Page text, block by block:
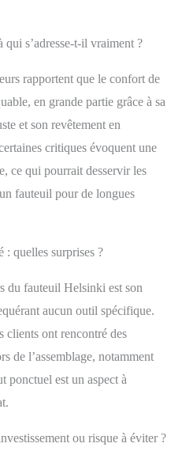
POLYVALENT :
fauteuil à multiples
usages
s’adresse-t-il vraiment ?
rapportent que le confort de
en grande partie grâce à sa
et son revêtement en
critiques évoquent une
ce qui pourrait desservir les
fauteuil pour de longues
: quelles surprises ?
du fauteuil Helsinki est son
aucun outil spécifique.
clients ont rencontré des
de l’assemblage, notamment
ponctuel est un aspect à
ou risque à éviter ?